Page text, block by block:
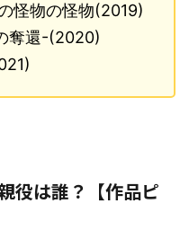
怪物の怪物(2019)
奪還-(2020)
役は誰？【作品ピ